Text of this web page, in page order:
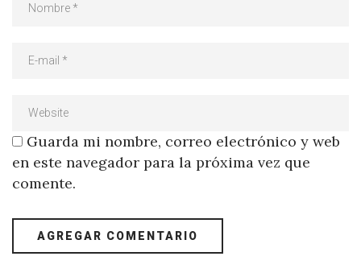
Guarda mi nombre, correo electrónico y web
en este navegador para la próxima vez que
comente.